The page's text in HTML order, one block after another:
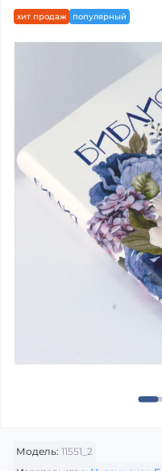
хит продаж популярный
Модель: 11551_2